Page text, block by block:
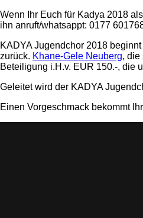
Wenn Ihr Euch für Kadya 2018
ihn anruft/whatsappt: 0177
KADYA Jugendchor 2018 beginnt
zurück. Khane-Gele Neuberg, die
Beteiligung i.H.v. EUR 150.-, die
Geleitet wird der KADYA
Einen Vorgeschmack bekommt